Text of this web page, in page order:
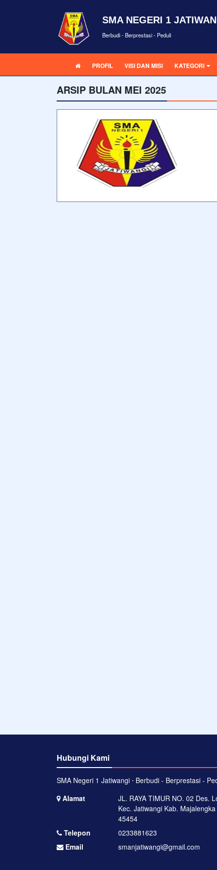
SMA NEGERI 1
Berbudi - Berprestasi - Peduli
PROFIL VISI DAN MISI KATEGORI
ARSIP BULAN MEI 2025
Hubungi Kami
SMA Negeri 1 Jatiwangi ⋅ Berbudi - Berprestasi -
Alamat
JL. RAYA TIMUR NO. 02 Des.
Kec. Jatiwangi Kab. Majalengka
45454
Telepon
0233881623
Email
smanjatiwangi@gmail.com